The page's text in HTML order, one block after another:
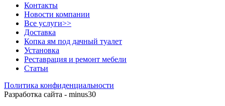
Контакты
Новости компании
Все услуги>>
Доставка
Копка ям под дачный туалет
Установка
Реставрация и ремонт мебели
Статьи
Политика конфиденциальности
Разработка сайта - minus30